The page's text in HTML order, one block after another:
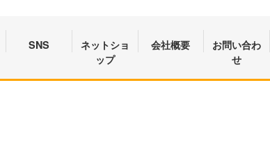
SNS
ネットショ
ップ
会社概要
お問い合わ
せ